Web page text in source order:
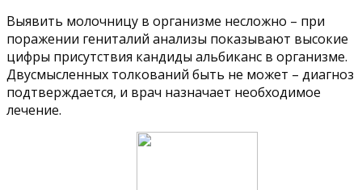
Выявить молочницу в организме несложно – при
поражении гениталий анализы показывают высокие
цифры присутствия кандиды альбиканс в организме.
Двусмысленных толкований быть не может – диагноз
подтверждается, и врач назначает необходимое
лечение.